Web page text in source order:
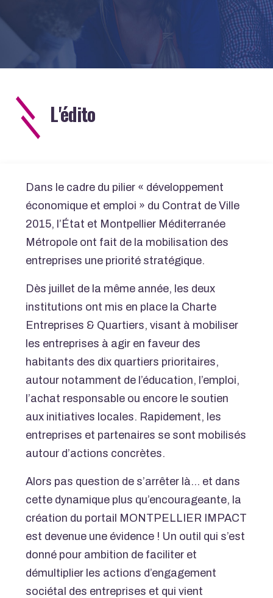
L'édito
Dans le cadre du pilier « développement
économique et emploi » du Contrat de Ville
2015, l’État et Montpellier Méditerranée
Métropole ont fait de la mobilisation des
entreprises une priorité stratégique.
Dès juillet de la même année, les deux
institutions ont mis en place la Charte
Entreprises & Quartiers, visant à mobiliser
les entreprises à agir en faveur des
habitants des dix quartiers prioritaires,
autour notamment de l’éducation, l’emploi,
l’achat responsable ou encore le soutien
aux initiatives locales. Rapidement, les
entreprises et partenaires se sont mobilisés
autour d’actions concrètes.
Alors pas question de s’arrêter là… et dans
cette dynamique plus qu’encourageante, la
création du portail MONTPELLIER IMPACT
est devenue une évidence ! Un outil qui s’est
donné pour ambition de faciliter et
démultiplier les actions d’engagement
sociétal des entreprises et qui vient